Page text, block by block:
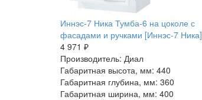
Иннэс-7 Ника Тумба-6 на цоколе с
фасадами и ручками [Иннэс-7 Ника]
4 971 ₽
Производитель: Диал
Габаритная высота, мм: 440
Габаритная глубина, мм: 360
Габаритная ширина, мм: 400